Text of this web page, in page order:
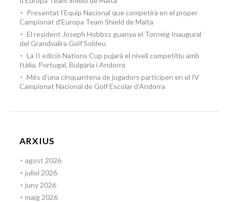
Presentat l’Equip Nacional que competirà en el proper
Campionat d’Europa Team Shield de Malta
El resident Joseph Hobbss guanya el Torneig Inaugural
del Grandvalira Golf Soldeu
La II edició Nations Cup pujarà el nivell competitiu amb
Itàlia, Portugal, Bulgària i Andorra
Més d’una cinquantena de jugadors participen en el IV
Campionat Nacional de Golf Escolar d’Andorra
ARXIUS
agost 2026
juliol 2026
juny 2026
maig 2026